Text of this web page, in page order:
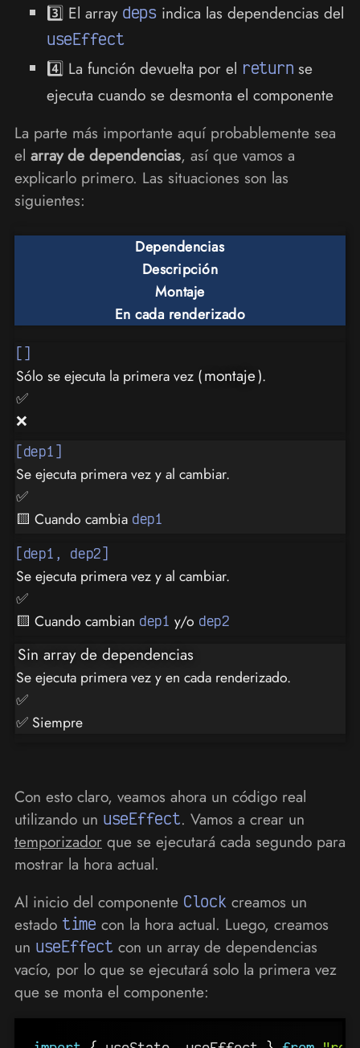
3️⃣ El array depsindica las dependencias del
useEffect
4️⃣ La función devuelta por el return se
ejecuta cuando se desmonta el componente
La parte más importante aquí probablemente sea
el array de dependencias, así que vamos a
explicarlo primero. Las situaciones son las
siguientes:
Dependencias
Descripción
Montaje
En cada renderizado
[]
Sólo se ejecuta la primera vez (montaje).
✅
❌
[dep1]
Se ejecuta primera vez y al cambiar.
✅
🟨 Cuando cambia dep1
[dep1, dep2]
Se ejecuta primera vez y al cambiar.
✅
🟨 Cuando cambian dep1 y/o dep2
Sin array de dependencias
Se ejecuta primera vez y en cada renderizado.
✅
✅ Siempre
Con esto claro, veamos ahora un código real
utilizando un useEffect. Vamos a crear un
temporizadorque se ejecutará cada segundo para
mostrar la hora actual.
Al inicio del componente Clockcreamos un
estado time con la hora actual. Luego, creamos
un useEffect con un array de dependencias
vacío, por lo que se ejecutará solo la primera vez
que se monta el componente: